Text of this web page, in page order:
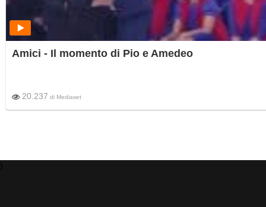
Amici - Il momento di Pio e Amedeo
20.237 di Mediaset